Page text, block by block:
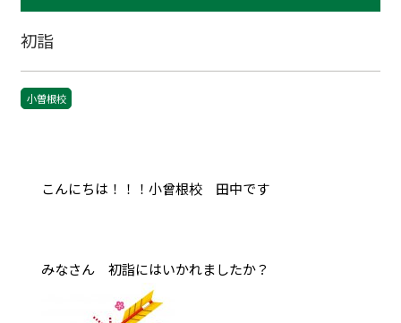
初詣
小曽根校
こんにちは！！！小曾根校 田中です
みなさん 初詣にはいかれましたか？